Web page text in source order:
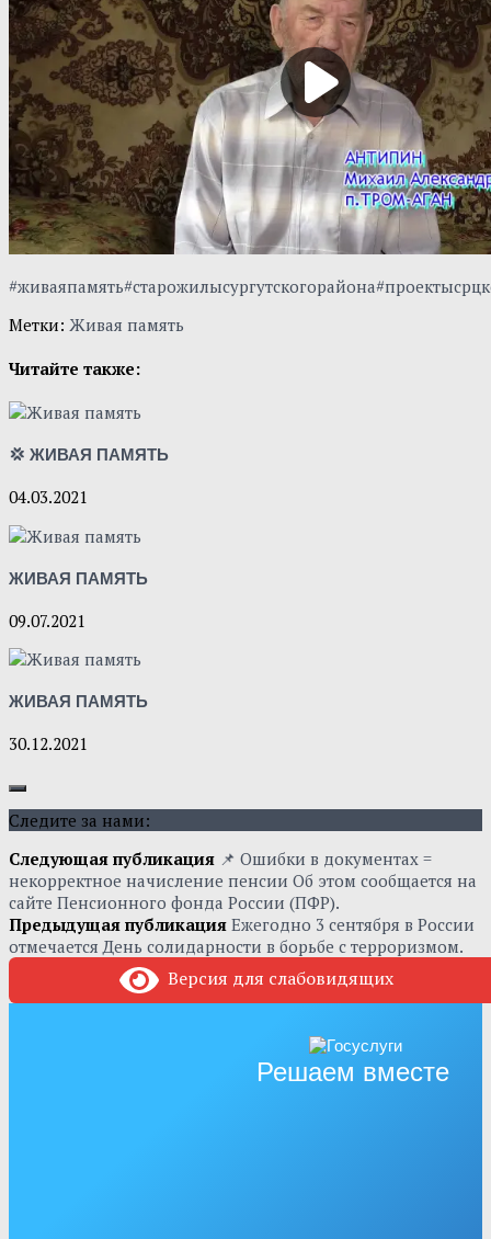
Метки: Живая память
Читайте также:
💢 ЖИВАЯ ПАМЯТЬ
04.03.2021
ЖИВАЯ ПАМЯТЬ
09.07.2021
ЖИВАЯ ПАМЯТЬ
30.12.2021
Следите за нами:
Следующая публикация 📌 Ошибки в документах =
некорректное начисление пенсии Об этом сообщается на
сайте Пенсионного фонда России (ПФР).
Предыдущая публикация Ежегодно 3 сентября в России
отмечается День солидарности в борьбе с терроризмом.
Версия для слабовидящих
Решаем вместе